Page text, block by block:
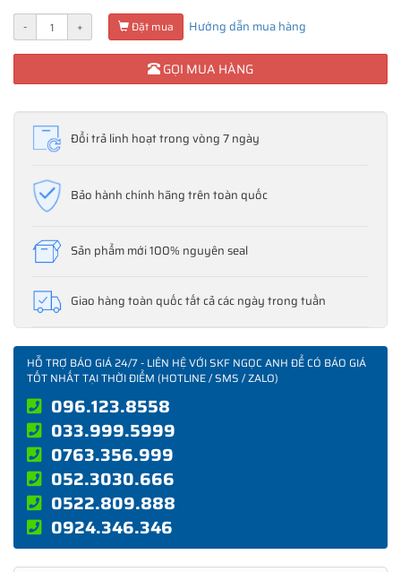
- + Đặt mua Hướng dẫn mua hàng
GỌI MUA HÀNG
Đổi trả linh hoạt trong vòng 7 ngày
Bảo hành chính hãng trên toàn quốc
Sản phẩm mới 100% nguyên seal
Giao hàng toàn quốc tất cả các ngày trong tuần
HỖ TRỢ BÁO GIÁ 24/7 - LIÊN HỆ VỚI SKF NGỌC ANH ĐỂ CÓ BÁO GIÁ
TỐT NHẤT TẠI THỜI ĐIỂM (HOTLINE / SMS / ZALO)
096.123.8558
033.999.5999
0763.356.999
052.3030.666
0522.809.888
0924.346.346